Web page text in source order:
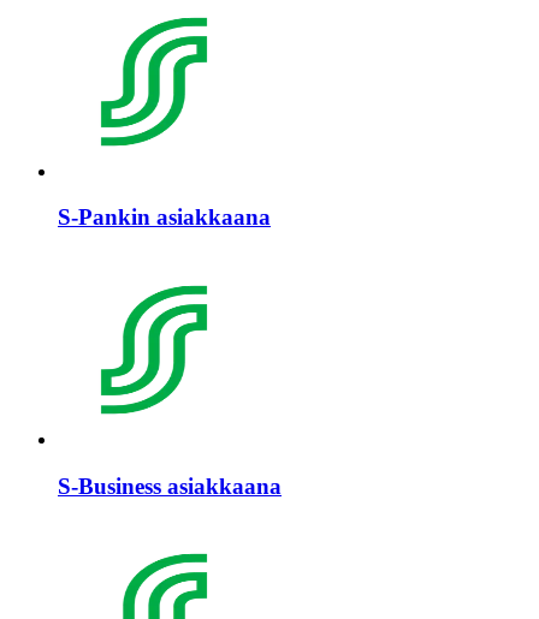
S-Pankin asiakkaana
S-Business asiakkaana